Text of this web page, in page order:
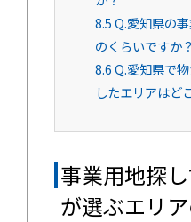
8.5Q.愛知県の
のくらいですか？
8.6Q.愛知県で
したエリアはど
事業用地探
が選ぶエリ